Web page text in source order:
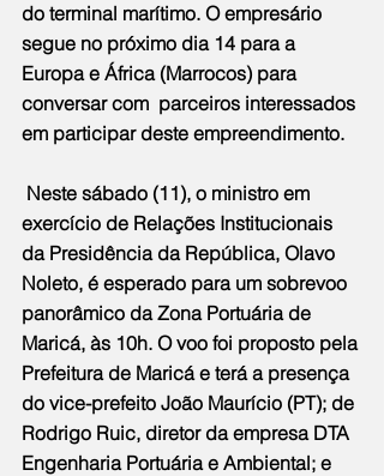
do terminal marítimo. O empresário
segue no próximo dia 14 para a
Europa e África (Marrocos) para
conversar com  parceiros interessados
em participar deste empreendimento.
Neste sábado (11), o ministro em
exercício de Relações Institucionais
da Presidência da República, Olavo
Noleto, é esperado para um sobrevoo
panorâmico da Zona Portuária de
Maricá, às 10h. O voo foi proposto pela
Prefeitura de Maricá e terá a presença
do vice-prefeito João Maurício (PT); de
Rodrigo Ruic, diretor da empresa DTA
Engenharia Portuária e Ambiental; e